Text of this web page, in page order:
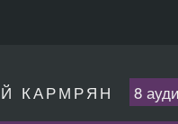
КАРМРЯН 8